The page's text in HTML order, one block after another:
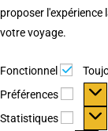
proposer l'expérience
votre voyage.
Fonctionnel
Préférences
Statistiques